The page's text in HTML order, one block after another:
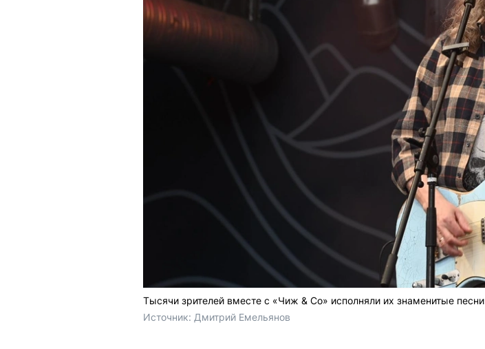
Тысячи зрителей вместе с «Чиж & Co» исполняли их знаменитые песни
Источник: Дмитрий Емельянов